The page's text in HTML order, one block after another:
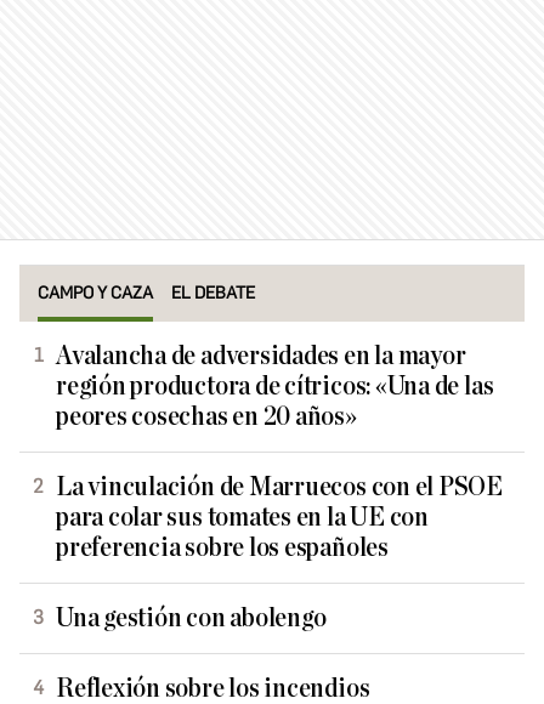
CAMPO Y CAZA EL DEBATE
Avalancha de adversidades en la mayor
región productora de cítricos: «Una de las
peores cosechas en 20 años»
La vinculación de Marruecos con el PSOE
para colar sus tomates en la UE con
preferencia sobre los españoles
Una gestión con abolengo
Reflexión sobre los incendios